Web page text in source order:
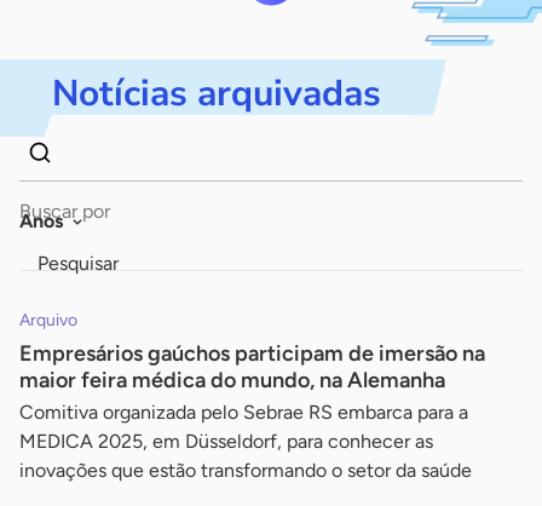
Notícias arquivadas
para
busca
chave
Pesquisar
Anos
Arquivo
Empresários gaúchos participam de imersão na
maior feira médica do mundo, na Alemanha
Comitiva organizada pelo Sebrae RS embarca para a
MEDICA 2025, em Düsseldorf, para conhecer as
inovações que estão transformando o setor da saúde